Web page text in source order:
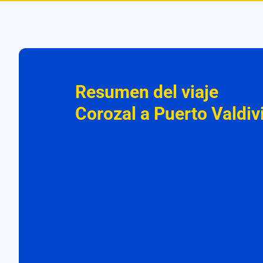
Resumen del viaje
Corozal a Puerto